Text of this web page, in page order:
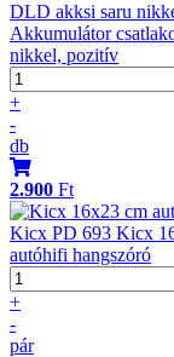
DLD akksi saru
Akkumulátor
nikkel, pozitív
+
-
db
2.900 Ft
Kicx PD 693 Kicx
autóhifi hangszóró
+
-
pár